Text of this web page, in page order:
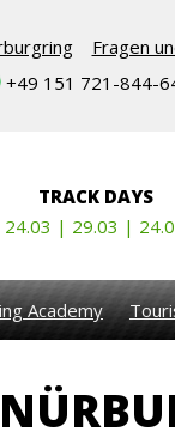
Fragen
+49 151 721-844-
TRACK DAYS
24.03 | 29.03 |
Academy